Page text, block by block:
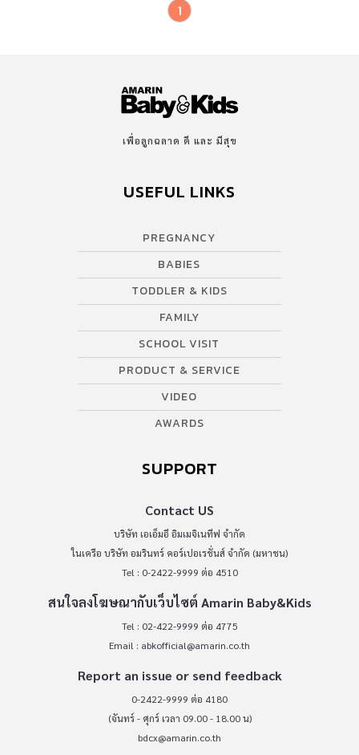
1
เพื่อลูกฉลาด ดี และ มีสุข
USEFUL LINKS
PREGNANCY
BABIES
TODDLER & KIDS
FAMILY
SCHOOL VISIT
PRODUCT & SERVICE
VIDEO
AWARDS
SUPPORT
Contact US
บริษัท เอเอ็มอี อิมเมจิเนทีฟ จำกัด
ในเครือ บริษัท อมรินทร์ คอร์เปอเรชั่นส์ จำกัด (มหาชน)
Tel : 0-2422-9999 ต่อ 4510
สนใจลงโฆษณากับเว็บไซต์ Amarin Baby&Kids
Tel : 02-422-9999 ต่อ 4775
Email : abkofficial@amarin.co.th
Report an issue or send feedback
0-2422-9999 ต่อ 4180
(จันทร์ - ศุกร์ เวลา 09.00 - 18.00 น)
bdcx@amarin.co.th